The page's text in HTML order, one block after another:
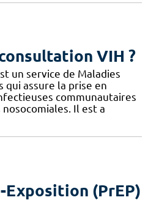
VIH ?
un service de Maladies
qui assure la prise en
communautaires
Il est a
Exposition (PrEP)